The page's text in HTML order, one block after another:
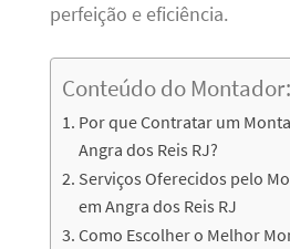
perfeição e eficiência.
Conteúdo do Montador:
Por que Contratar um
Angra dos Reis RJ?
Serviços Oferecidos pelo
em Angra dos Reis RJ
Como Escolher o Melhor